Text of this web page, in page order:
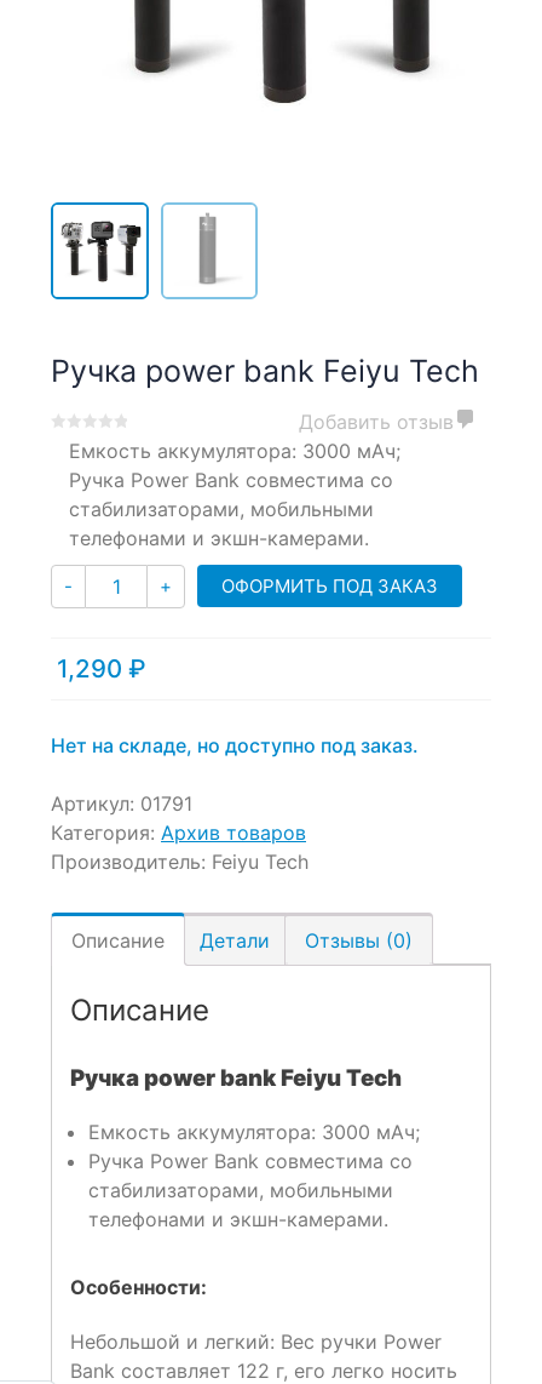
Ручка power bank Feiyu Tech
based
Добавить отзыв
Емкость аккумулятора: 3000 мАч;
Ручка Power Bank совместима со
стабилизаторами, мобильными
телефонами и экшн-камерами.
- Количество
+ ОФОРМИТЬ ПОД ЗАКАЗ
1,290 ₽
Нет на складе, но доступно под заказ.
Артикул: 01791
Категория: Архив товаров
Производитель: Feiyu Tech
Описание Детали Отзывы (0)
Описание
Ручка power bank Feiyu Tech
Емкость аккумулятора: 3000 мАч;
Ручка Power Bank совместима со
стабилизаторами, мобильными
телефонами и экшн-камерами.
Особенности:
Небольшой и легкий: Вес ручки Power
Bank составляет 122 г, его легко носить